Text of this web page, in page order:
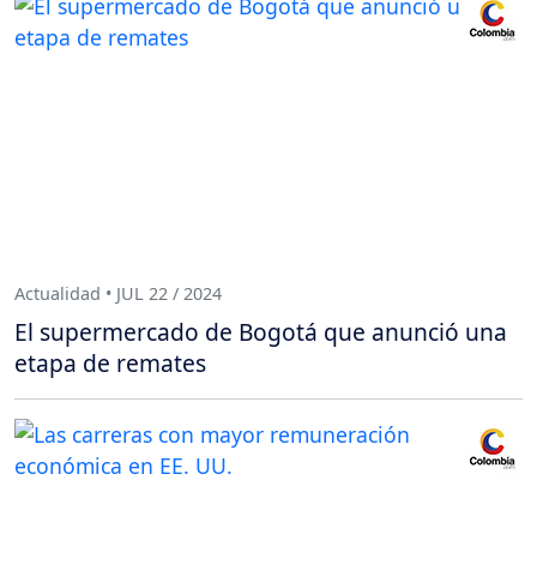
Actualidad • JUL 22 / 2024
El supermercado de Bogotá que anunció una
etapa de remates